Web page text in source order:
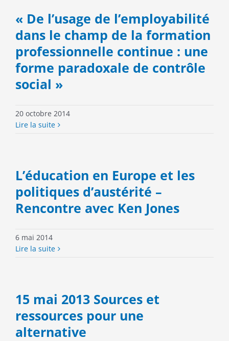
« De l’usage de l’employabilité
dans le champ de la formation
professionnelle continue : une
forme paradoxale de contrôle
social »
20 octobre 2014
Lire la suite
L’éducation en Europe et les
politiques d’austérité –
Rencontre avec Ken Jones
6 mai 2014
Lire la suite
15 mai 2013 Sources et
ressources pour une
alternative